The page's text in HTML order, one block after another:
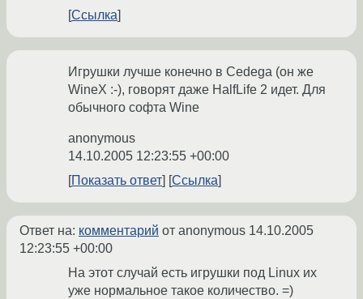
Ссылка
Игрушки лучше конечно в Cedega (oн же
WineX :-), говорят даже HalfLife 2 идет. Для
обычного софта Wine
anonymous
14.10.2005 12:23:55 +00:00
Показать ответ
Ссылка
Ответ на: комментарий от anonymous 14.10.2005
12:23:55 +00:00
На этот случай есть игрушки под Linux их
уже нормальное такое количество. =)